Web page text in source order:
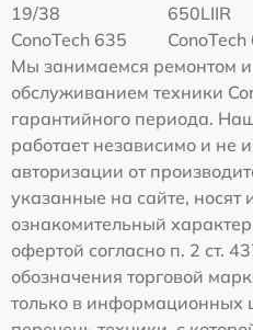
19/38
650LIIR
ConoTech 635
ConoTech
Мы занимаемся ремонтом и
обслуживанием техники
гарантийного периода.
работает независимо и не
авторизации от
указанные на сайте, носят
ознакомительный
офертой согласно п. 2 ст.
обозначения торговой
только в информационных